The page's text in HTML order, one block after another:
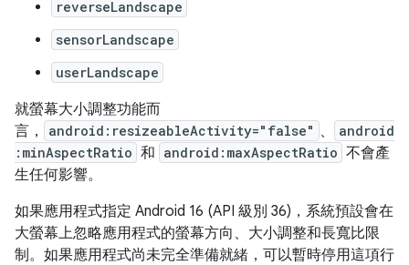
reverseLandscape
sensorLandscape
userLandscape
就螢幕大小調整功能而
言，
android:resizeableActivity="false" 、
android
:minAspectRatio 和 android:maxAspectRatio 不會產
生任何影響。
如果應用程式指定 Android 16 (API 級別 36)，系統預設會在
大螢幕上忽略應用程式的螢幕方向、大小調整和長寬比限
制。如果應用程式尚未完全準備就緒，可以暫時停用這項行